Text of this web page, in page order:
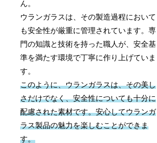
ん。
ウランガラスは、その製造過程において
も安全性が厳重に管理されています。専
門の知識と技術を持った職人が、安全基
準を満たす環境で丁寧に作り上げていま
す。
このように、ウランガラスは、その美し
さだけでなく、安全性についても十分に
配慮された素材です。安心してウランガ
ラス製品の魅力を楽しむことができま
す。